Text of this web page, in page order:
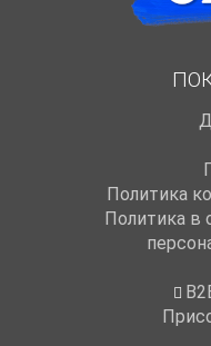
Политика
Политика в